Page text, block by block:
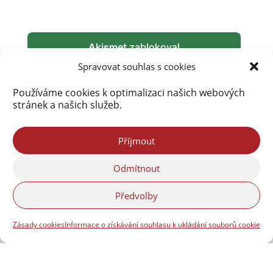
Spravovat souhlas s cookies
Používáme cookies k optimalizaci našich webových
stránek a našich služeb.
Příjmout
Odmítnout
Předvolby
Zásady cookiesInformace o získávání souhlasu k ukládání souborů cookie
Akismetzablokoval
289 990 spamů